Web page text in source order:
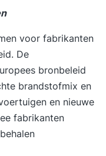
voor fabrikanten
De
bronbeleid
brandstofmix en
en nieuwe
fabrikanten